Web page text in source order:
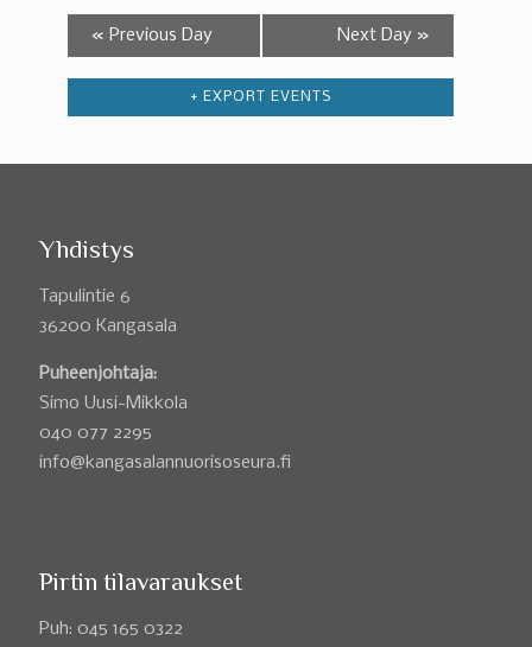
« Previous Day Next Day »
+ EXPORT EVENTS
Yhdistys
Tapulintie 6
36200 Kangasala
Puheenjohtaja:
Simo Uusi-Mikkola
040 077 2295
info@kangasalannuorisoseura.fi
Pirtin tilavaraukset
Puh: 045 165 0322